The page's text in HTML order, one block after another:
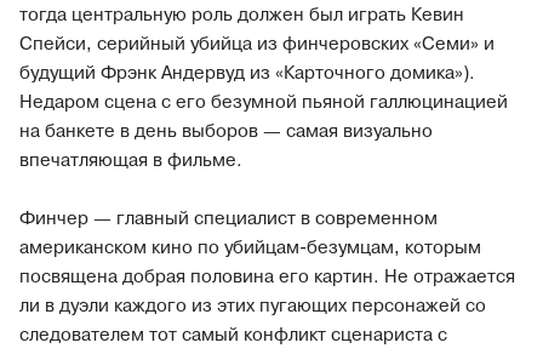
тогда центральную роль должен был играть Кевин
Спейси, серийный убийца из финчеровских «Семи» и
будущий Фрэнк Андервуд из «Карточного домика»).
Недаром сцена с его безумной пьяной галлюцинацией
на банкете в день выборов — самая визуально
впечатляющая в фильме.
Финчер — главный специалист в современном
американском кино по убийцам-безумцам, которым
посвящена добрая половина его картин. Не отражается
ли в дуэли каждого из этих пугающих персонажей со
следователем тот самый конфликт сценариста с